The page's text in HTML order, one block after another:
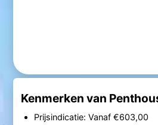
Kenmerken van
Prijsindicatie: Vanaf €603,00